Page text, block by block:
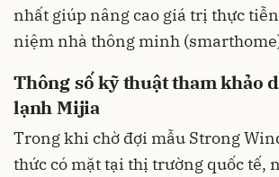
nhất giúp nâng cao giá trị thực
niệm nhà thông minh
Thông số kỹ thuật tham khảo
lạnh Mijia
Trong khi chờ đợi mẫu Strong
thức có mặt tại thị trường quốc tế,